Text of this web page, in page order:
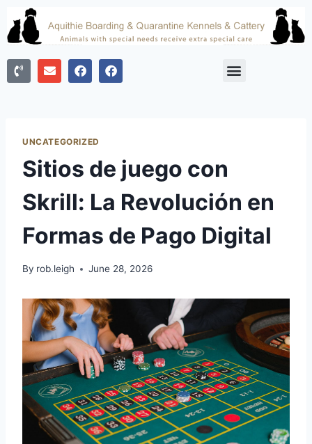
UNCATEGORIZED
Sitios de juego con
Skrill: La Revolución en
Formas de Pago Digital
By rob.leigh June 28, 2026